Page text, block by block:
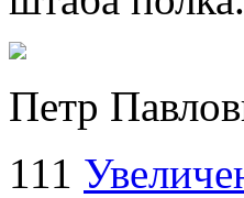
Петр
111